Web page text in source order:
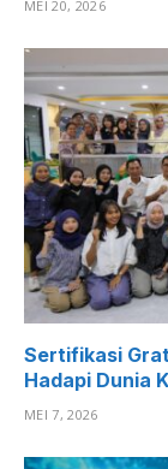
MEI 20, 2026
Sertifikasi
Hadapi Dunia
MEI 7, 2026